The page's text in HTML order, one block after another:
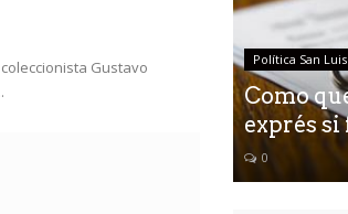
Gustavo
Política San Luis
Como
exprés
0